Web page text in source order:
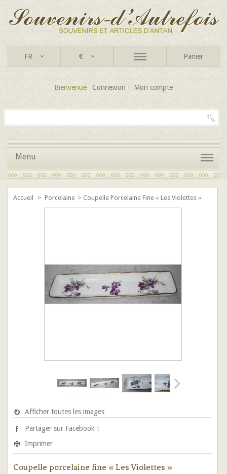
FR € Panier
Bienvenue Connexion Mon compte
Menu
Accueil > Porcelaine > Coupelle Porcelaine Fine « Les Violettes »
Afficher toutes les images
Partager sur Facebook !
Imprimer
Coupelle porcelaine fine « Les Violettes »